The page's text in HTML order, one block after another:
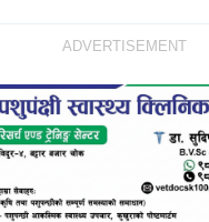
ADVERTISEMENT